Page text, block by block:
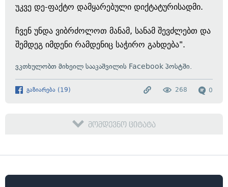
უკვე დე-ფაქტო დამყარებული დიქტატურისადმი.
ჩვენ უნდა ვიბრძოლოთ მანამ, სანამ შევძლებთ და
შემდეგ იმდენი რამდენიც საჭირო გახდება".
ვკთხულობთ მიხეილ სააკაშვილის Facebook პოსტში.
გაზიარება (19) 0
268
მომდევნო ციტატა